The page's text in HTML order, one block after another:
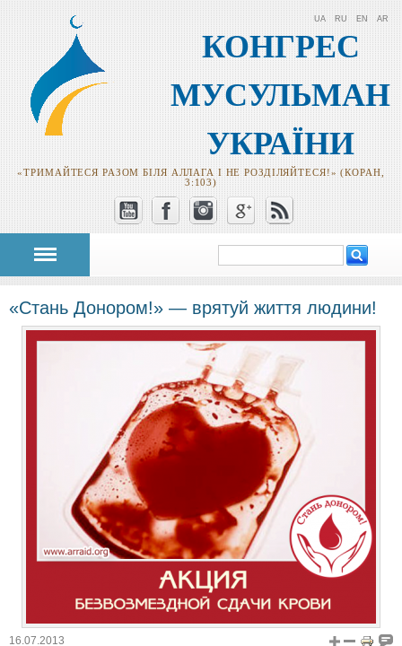
КОНГРЕС
МУСУЛЬМАН
УКРАЇНИ
«ТРИМАЙТЕСЯ РАЗОМ БІЛЯ АЛЛАГА І НЕ РОЗДІЛЯЙТЕСЯ!» (КОРАН,
3:103)
UA RU EN AR
Пошукова
форма
«Стань Донором!» — врятуй життя людини!
16.07.2013